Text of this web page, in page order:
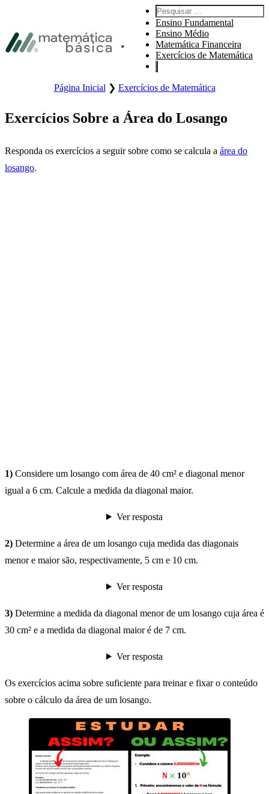
Pular Rodapé
Abre o menu principal do site.
Pesquisar por:
Ensino Fundamental
Ensino Médio
Matemática Financeira
Exercícios de Matemática
Página Inicial ❯ Exercícios de Matemática
Exercícios Sobre a Área do Losango
Responda os exercícios a seguir sobre como se calcula a área do
losango.
1) Considere um losango com área de 40 cm² e diagonal menor
igual a 6 cm. Calcule a medida da diagonal maior.
Ver resposta
2) Determine a área de um losango cuja medida das diagonais
menor e maior são, respectivamente, 5 cm e 10 cm.
Ver resposta
3) Determine a medida da diagonal menor de um losango cuja área é
30 cm² e a medida da diagonal maior é de 7 cm.
Ver resposta
Os exercícios acima sobre suficiente para treinar e fixar o conteúdo
sobre o cálculo da área de um losango.